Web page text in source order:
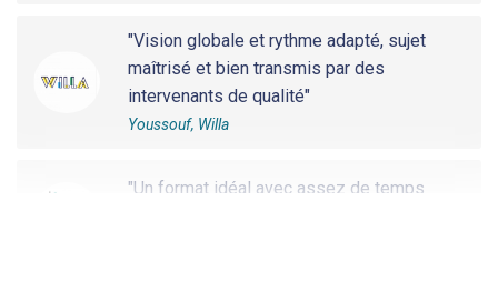
intervenants de qualité"
Youssouf, Willa
"Un format idéal avec assez de temps
Alexis, Incubateur du Barreau